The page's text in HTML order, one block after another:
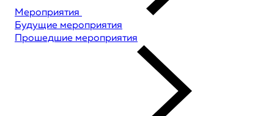
Мероприятия
Будущие мероприятия
Прошедшие мероприятия